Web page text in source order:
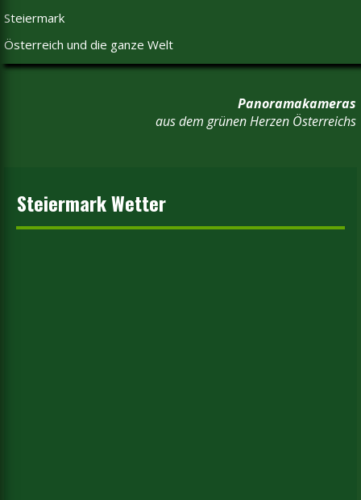
Steiermark
Österreich und die ganze Welt
Panoramakameras
aus dem grünen Herzen Österreichs
Steiermark Wetter